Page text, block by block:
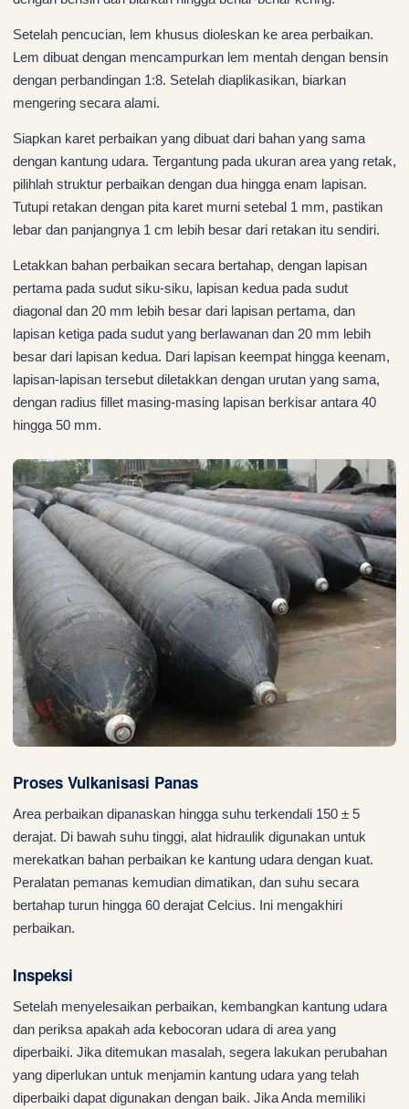
Setelah pencucian, lem khusus dioleskan ke area perbaikan.
Lem dibuat dengan mencampurkan lem mentah dengan bensin
dengan perbandingan 1:8. Setelah diaplikasikan, biarkan
mengering secara alami.
Siapkan karet perbaikan yang dibuat dari bahan yang sama
dengan kantung udara. Tergantung pada ukuran area yang retak,
pilihlah struktur perbaikan dengan dua hingga enam lapisan.
Tutupi retakan dengan pita karet murni setebal 1 mm, pastikan
lebar dan panjangnya 1 cm lebih besar dari retakan itu sendiri.
Letakkan bahan perbaikan secara bertahap, dengan lapisan
pertama pada sudut siku-siku, lapisan kedua pada sudut
diagonal dan 20 mm lebih besar dari lapisan pertama, dan
lapisan ketiga pada sudut yang berlawanan dan 20 mm lebih
besar dari lapisan kedua. Dari lapisan keempat hingga keenam,
lapisan-lapisan tersebut diletakkan dengan urutan yang sama,
dengan radius fillet masing-masing lapisan berkisar antara 40
hingga 50 mm.
Proses Vulkanisasi Panas
Area perbaikan dipanaskan hingga suhu terkendali 150 ± 5
derajat. Di bawah suhu tinggi, alat hidraulik digunakan untuk
merekatkan bahan perbaikan ke kantung udara dengan kuat.
Peralatan pemanas kemudian dimatikan, dan suhu secara
bertahap turun hingga 60 derajat Celcius. Ini mengakhiri
perbaikan.
Inspeksi
Setelah menyelesaikan perbaikan, kembangkan kantung udara
dan periksa apakah ada kebocoran udara di area yang
diperbaiki. Jika ditemukan masalah, segera lakukan perubahan
yang diperlukan untuk menjamin kantung udara yang telah
diperbaiki dapat digunakan dengan baik. Jika Anda memiliki